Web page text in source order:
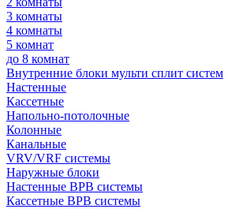
3 комнаты
4 комнаты
5 комнат
до 8 комнат
Внутренние блоки мульти сплит систем
Настенные
Кассетные
Напольно-потолочные
Колонные
Канальные
VRV/VRF системы
Наружные блоки
Настенные ВРВ системы
Кассетные ВРВ системы